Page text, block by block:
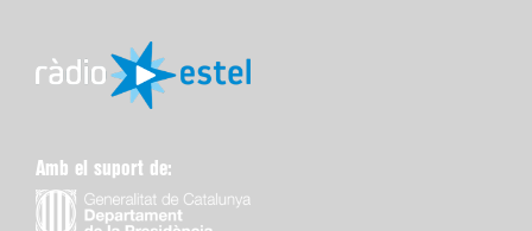
Amb el suport de: